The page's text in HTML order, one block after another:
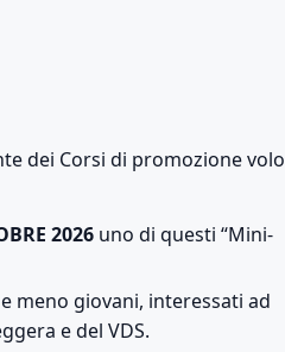
dei Corsi di promozione volo
2026 uno di questi “Mini-
meno giovani, interessati ad
e del VDS.